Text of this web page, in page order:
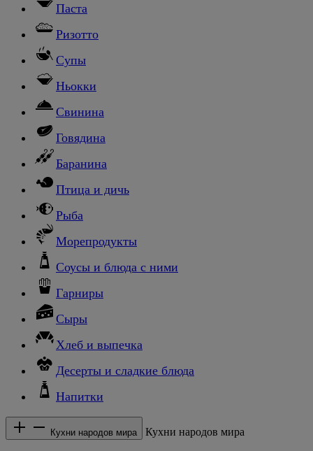
Паста
Ризотто
Супы
Ньокки
Свинина
Говядина
Баранина
Птица и дичь
Рыба
Морепродукты
Соусы и блюда с ними
Гарниры
Сыры
Хлеб и выпечка
Десерты и сладкие блюда
Напитки
Кухни народов мира Кухни народов мира